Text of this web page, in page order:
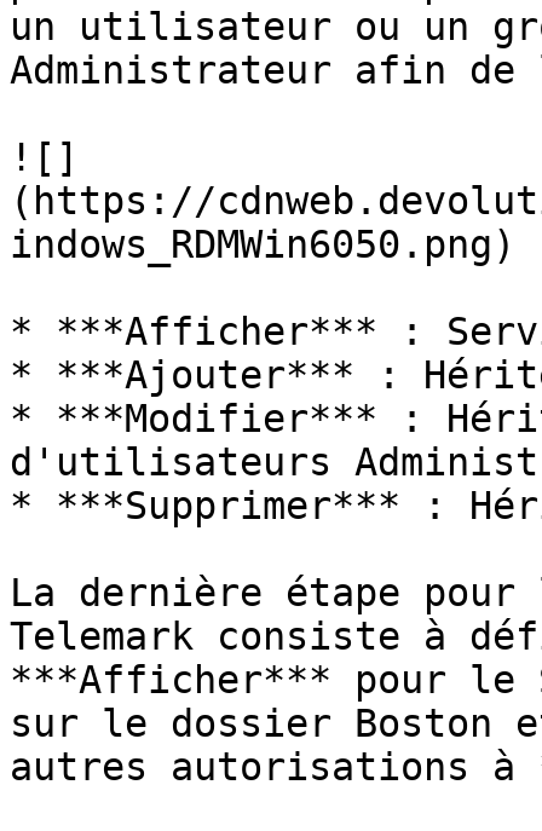
un utilisateur ou un
Administrateur afin de
![]
(https://
indows_RDMWin6050.png)
* ***Afficher*** :
* ***Ajouter*** :
* ***Modifier*** :
d'utilisateurs
* ***Supprimer*** :
La dernière étape
Telemark consiste à
***Afficher*** pour le
sur le dossier Boston
autres autorisations